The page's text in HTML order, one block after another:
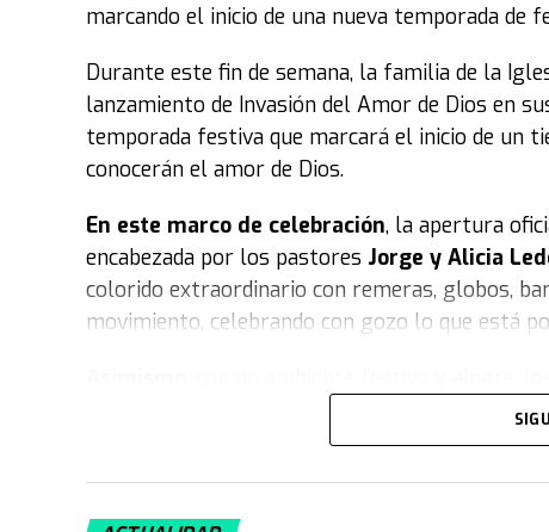
marcando el inicio de una nueva temporada de
Durante este fin de semana, la familia de la
lanzamiento de Invasión del Amor de Dios en
temporada festiva que marcará el inicio de un
conocerán el amor de Dios.
En este marco de celebración, la apertura
encabezada por los pastores Jorge y Alicia
colorido extraordinario con remeras, globos,
movimiento, celebrando con gozo lo que está
jornada especial. Durante el evento, el público
importancia de Invasión en la vida de las
muñecos gigantes caracterizados con gorra y